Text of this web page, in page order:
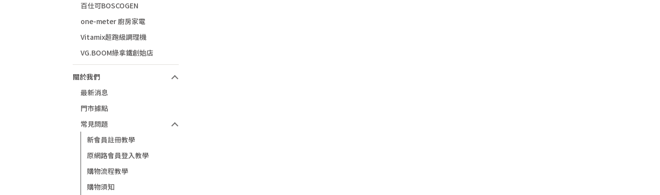
百仕可BOSCOGEN
one-meter 廚房家電
Vitamix超跑級調理機
VG.BOOM綠拿鐵創始店
關於我們
最新消息
門市據點
常見問題
新會員註冊教學
原網路會員登入教學
購物流程教學
購物須知